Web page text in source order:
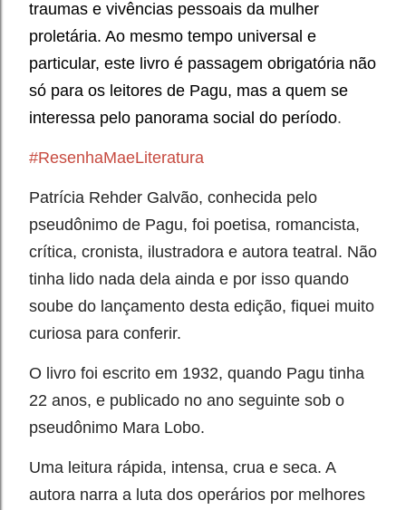
traumas e vivências pessoais da mulher
proletária. Ao mesmo tempo universal e
particular, este livro é passagem obrigatória não
só para os leitores de Pagu, mas a quem se
interessa pelo panorama social do período.
#ResenhaMaeLiteratura
Patrícia Rehder Galvão, conhecida pelo
pseudônimo de Pagu, foi poetisa, romancista,
crítica, cronista, ilustradora e autora teatral. Não
tinha lido nada dela ainda e por isso quando
soube do lançamento desta edição, fiquei muito
curiosa para conferir.⁣
O livro foi escrito em 1932, quando Pagu tinha
22 anos, e publicado no ano seguinte sob o
pseudônimo Mara Lobo.
Uma leitura rápida, intensa, crua e seca. A
autora narra a luta dos operários por melhores